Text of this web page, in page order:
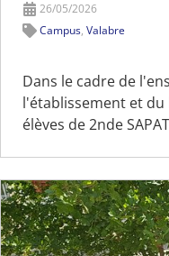
26/05/2026
Campus,Valabre
Dans le cadre de
l'établissement et du
élèves de 2nde